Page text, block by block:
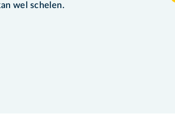
wel schelen.